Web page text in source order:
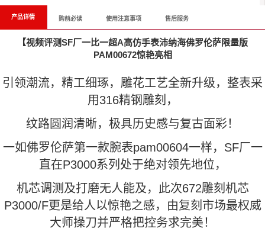
产品详情 购前必读 使用注意事项 售后服务
【视频评测SF厂一比一超A高仿手表沛纳海佛罗伦萨限量版
PAM00672惊艳亮相
引领潮流，精工细琢，雕花工艺全新升级，整表采
用316精钢雕刻，
纹路圆润清晰，极具历史感与复古面彩！
一如佛罗伦萨第一款腕表pam00604一样，SF厂一
直在P3000系列处于绝对领先地位，
机芯调测及打磨无人能及，此次672雕刻机芯
P3000/F更是给人以惊艳之感，由复刻市场最权威
大师操刀并严格把控务求完美！